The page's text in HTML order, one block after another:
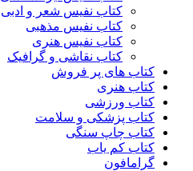
کتاب نفیس شعر و ادبی
کتاب نفیس مذهبی
کتاب نفیس هنری
کتاب نقاشی و گرافیک
کتاب های پر فروش
کتاب هنری
کتاب ورزشی
کتاب پزشکی و سلامت
کتاب چاپ سنگی
کتاب کم یاب
گرامافون